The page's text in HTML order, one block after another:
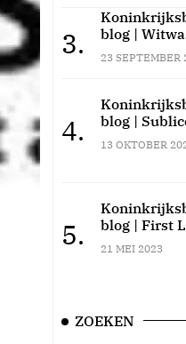
3.
blog |
23 SEPTEMBER
4.
blog |
13 OKTOBER
5.
blog | First
21 MEI 2023
ZOEKEN